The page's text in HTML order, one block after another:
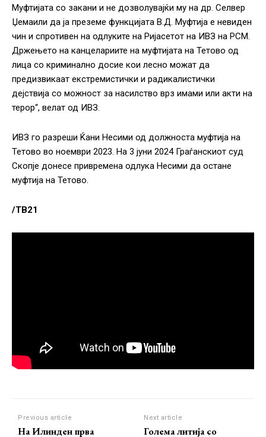
Муфтијата со закани и не дозволувајќи му на др. Селвер
Џемаили да ја преземе функцијата В.Д. Муфтија е невиден
чин и спротивен на одлуките на Ријасетот на ИВЗ на РСМ.
Држењето на канцелариите на муфтијата на Тетово од
лица со криминално досие кои лесно можат да
предизвикаат екстремистички и радикалистички
дејствија со можност за насилство врз имами или акти на
терор“, велат од ИВЗ.
ИВЗ го разреши Ќани Несими од должноста муфтија на
Тетово во ноември 2023. На 3 јуни 2024 Граѓанскиот суд
Скопје донесе привремена одлука Несими да остане
муфтија на Тетово.
/ТВ21
Previous article
На Илинден прва
Next article
Голема литија со